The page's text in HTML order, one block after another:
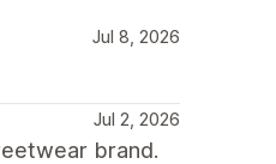
Jul 8, 2026
Jul 2, 2026
brand.